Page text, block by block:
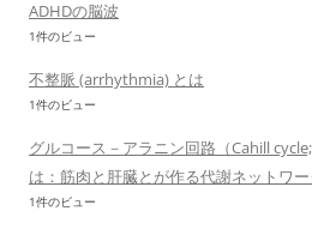
ADHDの脳波
1件のビュー
不整脈 (arrhythmia) とは
1件のビュー
グルコース－アラニン回路（Cahill
は：筋肉と肝臓とが作る代謝ネットワー
1件のビュー